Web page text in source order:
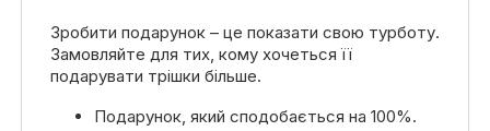
Зробити подарунок – це показати свою турботу.
Замовляйте для тих, кому хочеться її
подарувати трішки більше.
Подарунок, який сподобається на 100%.